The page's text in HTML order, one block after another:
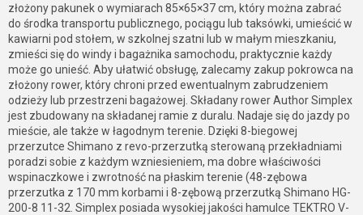
złożony pakunek o wymiarach 85×65×37 cm, który można zabrać
do środka transportu publicznego, pociągu lub taksówki, umieścić w
kawiarni pod stołem, w szkolnej szatni lub w małym mieszkaniu,
zmieści się do windy i bagażnika samochodu, praktycznie każdy
może go unieść. Aby ułatwić obsługę, zalecamy zakup pokrowca na
złożony rower, który chroni przed ewentualnym zabrudzeniem
odzieży lub przestrzeni bagażowej. Składany rower Author Simplex
jest zbudowany na składanej ramie z duralu. Nadaje się do jazdy po
mieście, ale także w łagodnym terenie. Dzięki 8-biegowej
przerzutce Shimano z revo-przerzutką sterowaną przekładniami
poradzi sobie z każdym wzniesieniem, ma dobre właściwości
wspinaczkowe i zwrotność na płaskim terenie (48-zębowa
przerzutka z 170 mm korbami i 8-zębową przerzutką Shimano HG-
200-8 11-32. Simplex posiada wysokiej jakości hamulce TEKTRO V-